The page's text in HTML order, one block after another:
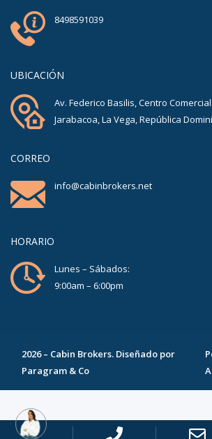
8498591039
UBICACIÓN
Av. Federico Basilis, Centro
Jarabacoa, La Vega, República
CORREO
info@cabinbrokers.net
HORARIO
Lunes – Sábados:
9:00am – 6:00pm
2026– Cabin Brokers. Diseñado por
Paragram & Co